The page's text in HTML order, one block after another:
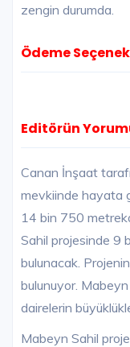
zengin durumda.
Ödeme
Editörün
Canan İnşaat
mevkiinde hayata
14 bin 750
Sahil projesinde 9
bulunacak.
bulunuyor.
dairelerin
Mabeyn Sahil